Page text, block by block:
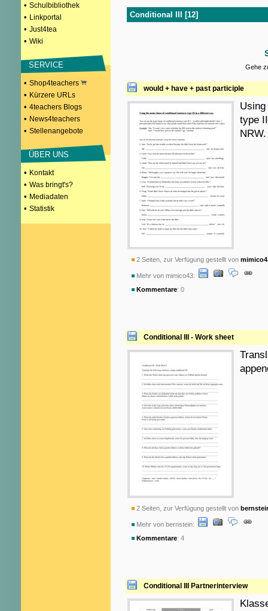
• Schulbibliothek
• Linkportal
• Just4tea
• Wiki
SERVICE
• Shop4teachers
• Kürzere URLs
• 4teachers Blogs
• News4teachers
• Stellenangebote
ÜBER UNS
• Kontakt
• Was bringt's?
• Mediadaten
• Statistik
Conditional III [12]
Gehe
would + have + past participle
type
2 Seiten, zur Verfügung gestellt von
Mehr von mimico43:
Kommentare: 0
Conditional III - Work sheet
2 Seiten, zur Verfügung gestellt von
Mehr von bernstein:
Kommentare: 4
Conditional III Partnerinterview